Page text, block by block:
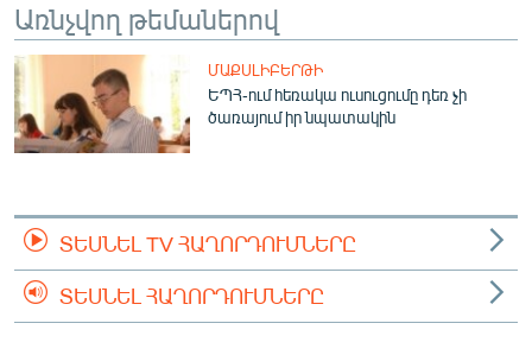
ՏՏ ԵՒ ԻՆՏԵՐՆԵՏ
ԿՈՐՈՆԱՎԻՐՈՒՍ
ԱՐԽԻՎ
ՏԵՍԱՆՅՈՒԹԵՐ
ՁԳՏԵԼՈՎ ԼԱՎԱԳՈՒՅՆԻՆ
ՓՈԴՔԱՍԹ
Առնչվող թեմաներով
ՄԱՔՍԼԻԲԵՐԹԻ
ԵՊՀ-ում հեռակա ուսուցումը դեռ չի
ծառայում իր նպատակին
ՏԵՍՆԵԼ TV ՀԱՂՈՐԴՈՒՄՆԵՐԸ
ՏԵՍՆԵԼ ՀԱՂՈՐԴՈՒՄՆԵՐԸ